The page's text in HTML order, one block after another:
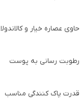
حاوی عصاره خیار و کالاندولا
رطوبت رسانی به پوست
قدرت پاک کنندگی مناسب